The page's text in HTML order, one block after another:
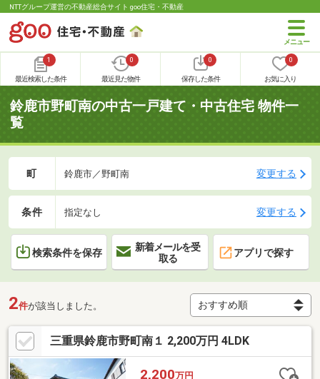
NTTグループ運営の不動産総合サイト goo住宅・不動産
1
最近検索した条件
0
最近見た物件
0
保存した条件
0
お気に入り
鈴鹿市野町南の中古一戸建て・中古住宅 物件一
覧
町 鈴鹿市／野町南 変更する
条件 指定なし 変更する
検索条件を保存
新着メールを受
取る
アプリで探す
2件が該当しました。
三重県鈴鹿市野町南１ 2,200万円 4LDK
2,200万円